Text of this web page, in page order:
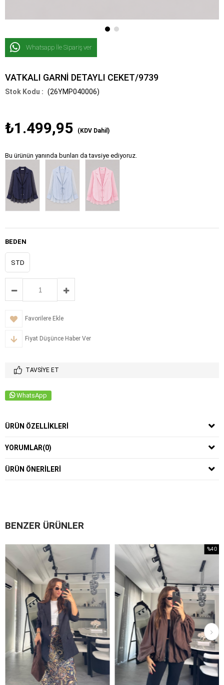
Whatsapp İle Sipariş ver
VATKALI GARNİ DETAYLI CEKET/9739
(26YMP040006)
₺1.499,95 (KDV Dahil)
Bu ürünün yanında bunları da tavsiye ediyoruz.
BEDEN
STD
Favorilere Ekle
Fiyat Düşünce Haber Ver
TAVSIYE ET
WhatsApp
ÜRÜN ÖZELLIKLERI
YORUMLAR(0)
ÜRÜN ÖNERILERI
BENZER ÜRÜNLER
İndirim
%40İndirim